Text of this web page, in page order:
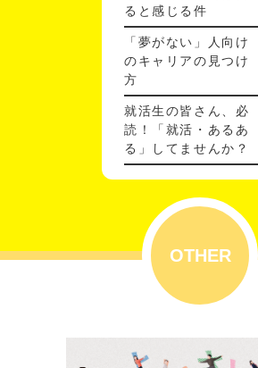
ると感じる件
「夢がない」人向け
のキャリアの見つけ
方
就活生の皆さん、必
読！「就活・あるあ
る」してませんか？
OTHER